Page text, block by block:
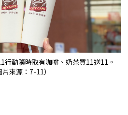
動隨時取有咖啡、奶茶買11送11。
片來源：7-11）